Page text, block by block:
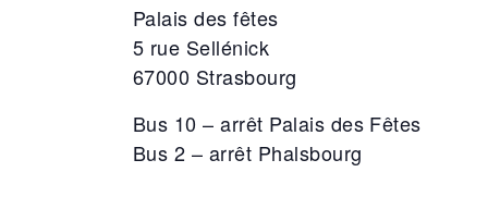
Palais des fêtes
5 rue Sellénick
67000 Strasbourg
Bus 10 – arrêt Palais des Fêtes
Bus 2 – arrêt Phalsbourg